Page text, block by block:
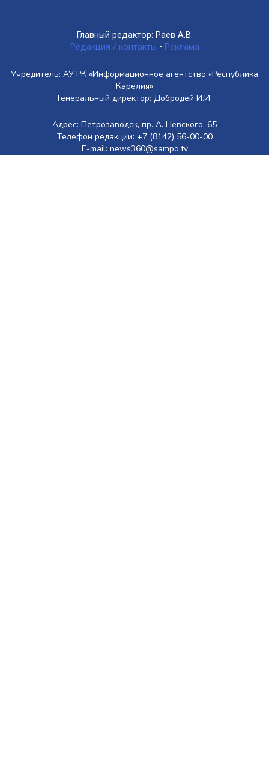
Главный редактор: Раев А.В.
Редакция / контакты • Реклама
Учредитель: АУ РК «Информационное агентство «Республика
Карелия»
Генеральный директор: Добродей И.И.
Адрес: Петрозаводск, пр. А. Невского, 65
Телефон редакции: +7 (8142) 56-00-00
E-mail: news360@sampo.tv